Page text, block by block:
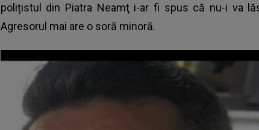
polițistul din Piatra Neamţ i-ar fi spus că nu-i va
Agresorul mai are o soră minoră.